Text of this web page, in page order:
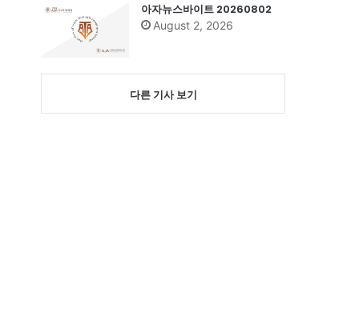
아자뉴스바이트 20260802
August 2, 2026
다른 기사 보기